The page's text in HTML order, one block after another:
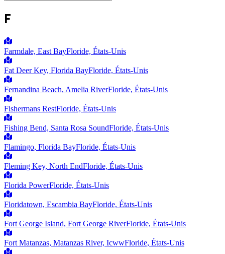
F
Farmdale, East BayFloride, États-Unis
Fat Deer Key, Florida BayFloride, États-Unis
Fernandina Beach, Amelia RiverFloride, États-Unis
Fishermans RestFloride, États-Unis
Fishing Bend, Santa Rosa SoundFloride, États-Unis
Flamingo, Florida BayFloride, États-Unis
Fleming Key, North EndFloride, États-Unis
Florida PowerFloride, États-Unis
Floridatown, Escambia BayFloride, États-Unis
Fort George Island, Fort George RiverFloride, États-Unis
Fort Matanzas, Matanzas River, IcwwFloride, États-Unis